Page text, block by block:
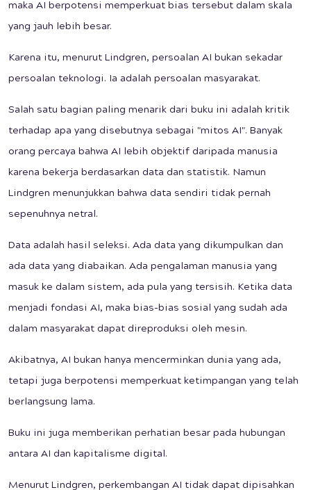
maka AI berpotensi memperkuat bias tersebut dalam skala
yang jauh lebih besar.
Karena itu, menurut Lindgren, persoalan AI bukan sekadar
persoalan teknologi. Ia adalah persoalan masyarakat.
Salah satu bagian paling menarik dari buku ini adalah kritik
terhadap apa yang disebutnya sebagai "mitos AI". Banyak
orang percaya bahwa AI lebih objektif daripada manusia
karena bekerja berdasarkan data dan statistik. Namun
Lindgren menunjukkan bahwa data sendiri tidak pernah
sepenuhnya netral.
Data adalah hasil seleksi. Ada data yang dikumpulkan dan
ada data yang diabaikan. Ada pengalaman manusia yang
masuk ke dalam sistem, ada pula yang tersisih. Ketika data
menjadi fondasi AI, maka bias-bias sosial yang sudah ada
dalam masyarakat dapat direproduksi oleh mesin.
Akibatnya, AI bukan hanya mencerminkan dunia yang ada,
tetapi juga berpotensi memperkuat ketimpangan yang telah
berlangsung lama.
Buku ini juga memberikan perhatian besar pada hubungan
antara AI dan kapitalisme digital.
Menurut Lindgren, perkembangan AI tidak dapat dipisahkan